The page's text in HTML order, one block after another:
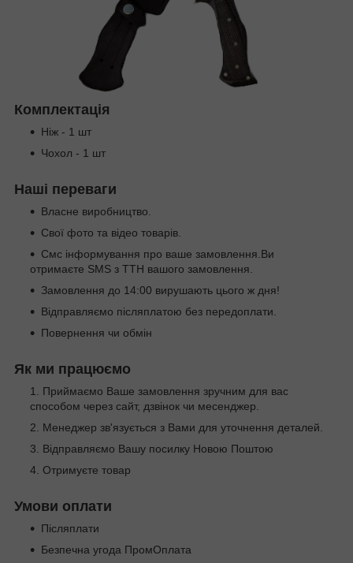
Комплектація
Ніж - 1 шт
Чохол - 1 шт
Наші переваги
Власне виробництво.
Свої фото та відео товарів.
Смс інформування про ваше замовлення.Ви
отримаєте SMS з ТТН вашого замовлення.
Замовлення до 14:00 вирушають цього ж дня!
Відправляємо післяплатою без передоплати.
Повернення чи обмін
Як ми працюємо
Приймаємо Ваше замовлення зручним для вас
способом через сайт, дзвінок чи месенджер.
Менеджер зв'язується з Вами для уточнення деталей.
Відправляємо Вашу посилку Новою Поштою
Отримуєте товар
Умови оплати
Післяплати
Безпечна угода ПромОплата